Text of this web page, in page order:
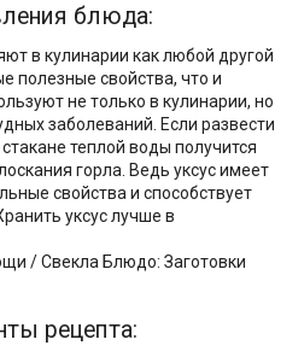
блюда:
в кулинарии как любой другой
полезные свойства, что и
не только в кулинарии, но
заболеваний. Если развести
теплой воды получится
горла. Ведь уксус имеет
свойства и способствует
уксус лучше в
/ Свекла Блюдо: Заготовки
рецепта: